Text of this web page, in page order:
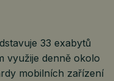
33 exabytů
využije denně okolo
mobilních zařízení